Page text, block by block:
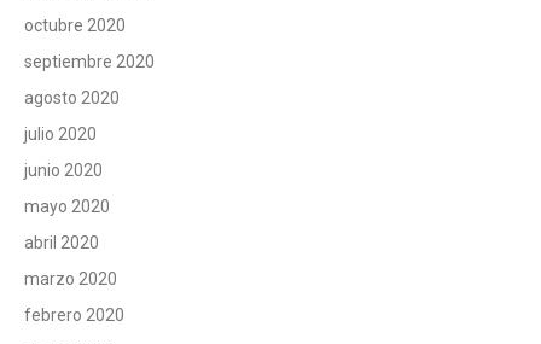
octubre 2020
septiembre 2020
agosto 2020
julio 2020
junio 2020
mayo 2020
abril 2020
marzo 2020
febrero 2020